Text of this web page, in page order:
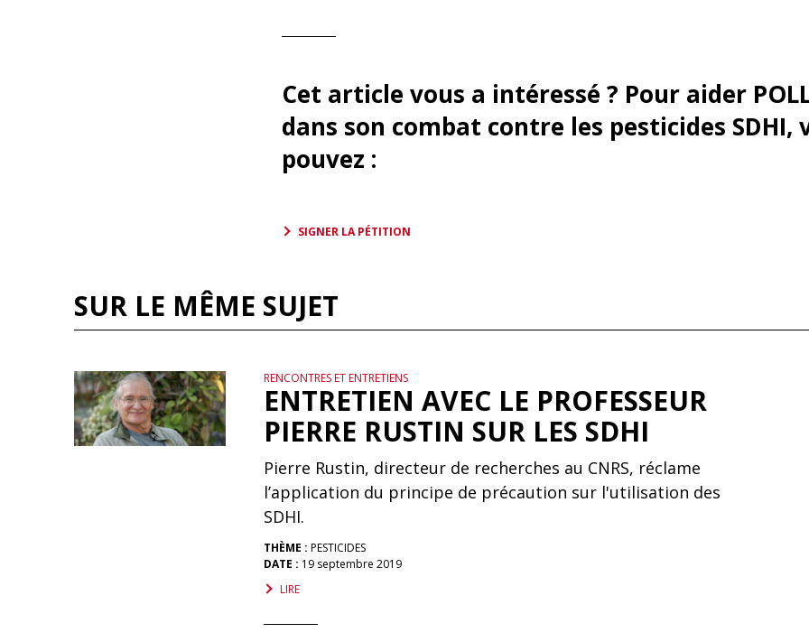
Cet article vous a intéressé ? Pour aider
dans son combat contre les pesticides SDHI,
pouvez :
SIGNER LA PÉTITION
SUR LE MÊME SUJET
RENCONTRES ET ENTRETIENS
ENTRETIEN AVEC LE PROFESSEUR
PIERRE RUSTIN SUR LES SDHI
Pierre Rustin, directeur de recherches au CNRS, réclame
l’application du principe de précaution sur l'utilisation des
SDHI.
THÈME : PESTICIDES
DATE : 19 septembre 2019
LIRE